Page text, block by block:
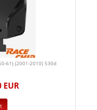
61) (2001-2010) 530d
EUR